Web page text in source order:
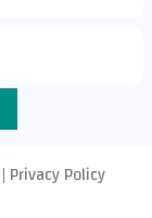
| Privacy Policy